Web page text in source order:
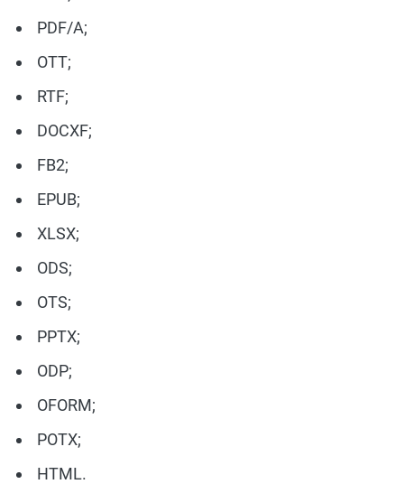
PDF/A;
OTT;
RTF;
DOCXF;
FB2;
EPUB;
XLSX;
ODS;
OTS;
PPTX;
ODP;
OFORM;
POTX;
HTML.